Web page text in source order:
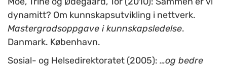
dynamitt? Om kunnskapsutvikling i nettverk.
Mastergradsoppgave i kunnskapsledelse.
Danmark. København.
Sosial- og Helsedirektoratet (2005): …og bedre